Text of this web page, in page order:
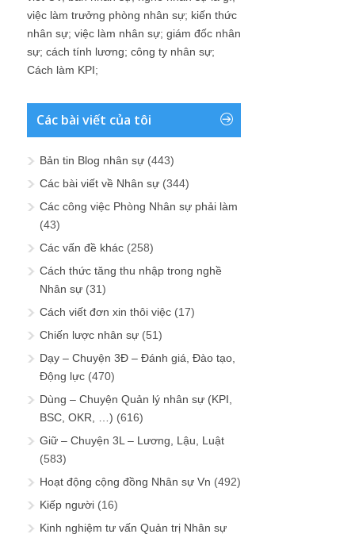
việc làm trưởng phòng nhân sự; kiến thức
nhân sự; việc làm nhân sự; giám đốc nhân
sự; cách tính lương; công ty nhân sự;
Cách làm KPI;
Các bài viết của tôi
Bản tin Blog nhân sự (443)
Các bài viết về Nhân sự (344)
Các công việc Phòng Nhân sự phải làm
(43)
Các vấn đề khác (258)
Cách thức tăng thu nhập trong nghề
Nhân sự (31)
Cách viết đơn xin thôi việc (17)
Chiến lược nhân sự (51)
Dạy – Chuyện 3Đ – Đánh giá, Đào tạo,
Động lực (470)
Dùng – Chuyện Quản lý nhân sự (KPI,
BSC, OKR, …) (616)
Giữ – Chuyện 3L – Lương, Lậu, Luật
(583)
Hoạt động cộng đồng Nhân sự Vn (492)
Kiếp người (16)
Kinh nghiệm tư vấn Quản trị Nhân sự